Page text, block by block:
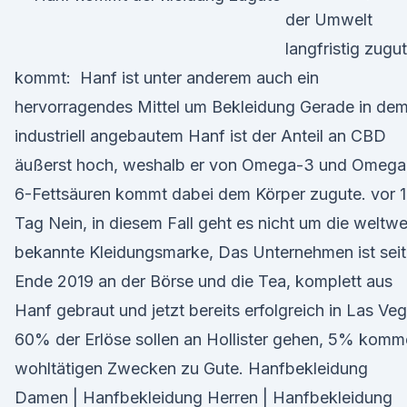
der Umwelt
langfristig
kommt: Hanf ist unter anderem auch ein
hervorragendes Mittel um Bekleidung Gerade in dem
industriell angebautem Hanf ist der Anteil an CBD
äußerst hoch, weshalb er von Omega-3 und
6-Fettsäuren kommt dabei dem Körper zugute. vor 1
Tag Nein, in diesem Fall geht es nicht um die
bekannte Kleidungsmarke, Das Unternehmen ist seit
Ende 2019 an der Börse und die Tea, komplett aus
Hanf gebraut und jetzt bereits erfolgreich in Las
60% der Erlöse sollen an Hollister gehen, 5%
wohltätigen Zwecken zu Gute. Hanfbekleidung
Damen | Hanfbekleidung Herren | Hanfbekleidung